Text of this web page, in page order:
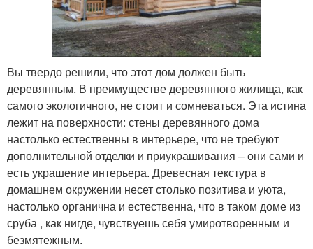
Вы твердо решили, что этот дом должен быть
деревянным. В преимуществе деревянного жилища, как
самого экологичного, не стоит и сомневаться. Эта истина
лежит на поверхности: стены деревянного дома
настолько естественны в интерьере, что не требуют
дополнительной отделки и приукрашивания – они сами и
есть украшение интерьера. Древесная текстура в
домашнем окружении несет столько позитива и уюта,
настолько органична и естественна, что в таком доме из
сруба , как нигде, чувствуешь себя умиротворенным и
безмятежным.